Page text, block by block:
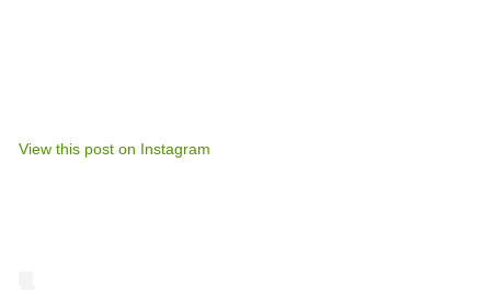
View this post on Instagram